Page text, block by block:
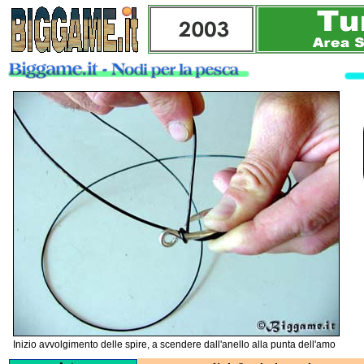
Inizio avvolgimento delle spire, a scendere dall'anello alla punta dell'amo